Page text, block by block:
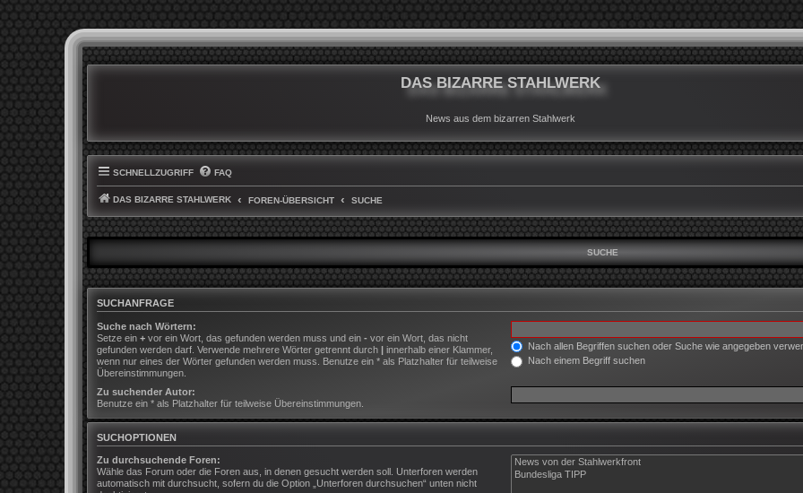
DAS BIZARRE STAHLWERK
News aus dem bizarren Stahlwerk
SCHNELLZUGRIFF FAQ
DAS BIZARRE STAHLWERK FOREN-ÜBERSICHT SUCHE
SUCHE
SUCHANFRAGE
Suche nach Wörtern:
Setze ein + vor ein Wort, das gefunden werden muss und ein - vor ein Wort, das nicht
gefunden werden darf. Verwende mehrere Wörter getrennt durch | innerhalb einer Klammer,
wenn nur eines der Wörter gefunden werden muss. Benutze ein * als Platzhalter für teilweise
Übereinstimmungen.
Nach allen Begriffen suchen oder Suche wie angegeben
Nach einem Begriff suchen
Zu suchender Autor:
Benutze ein * als Platzhalter für teilweise Übereinstimmungen.
SUCHOPTIONEN
Zu durchsuchende Foren:
Wähle das Forum oder die Foren aus, in denen gesucht werden soll. Unterforen werden
automatisch mit durchsucht, sofern du die Option „Unterforen durchsuchen“ unten nicht